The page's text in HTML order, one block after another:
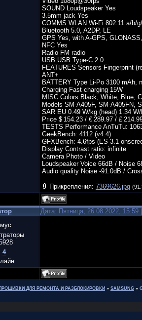
SOUND Loudspeaker Yes
3.5mm jack Yes
COMMS WLAN Wi-Fi 802.11 a/b/
Bluetooth 5.0, A2DP, LE
GPS Yes, with A-GPS,
NFC Yes
Radio FM radio
USB USB Type-C 2.0
FEATURES Sensors Fingerprint
ANT+
BATTERY Type Li-Po 3100 mAh,
Charging Fast charging 15W
MISC Colors Black, White, Blue,
Models SM-A405F, SM-A405FN,
SAR EU 0.49 W/kg (head) 1.34
Price $ 154.23 / € 289.97 / £
TESTS Performance AnTuTu:
GeekBench: 4112 (v4.4)
GFXBench: 4.6fps (ES 3.1
Display Contrast ratio: infinite
Camera Photo / Video
Loudspeaker Voice 66dB / Noise
Audio quality Noise -91.0dB /
Прикрепления: 7369626.jpg
Дата: Пятница, 26.08.2022,
4
ПРОШИВКИ ДЛЯ РЕМОНТА И РАЗБЛОКИРОВКИ » SAMSUNG »